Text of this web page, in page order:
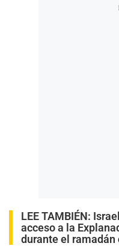
LEE TAMBIÉN:
acceso a la
durante el ramadán